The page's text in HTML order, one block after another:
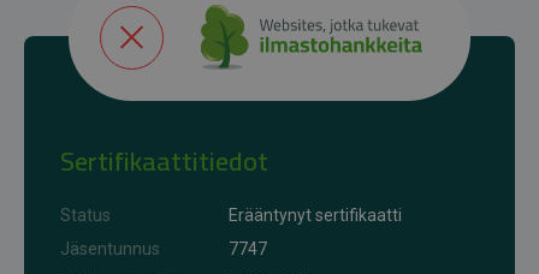
Sertifikaattitiedot
Status
Erääntynyt sertifikaatti
Jäsentunnus
7747